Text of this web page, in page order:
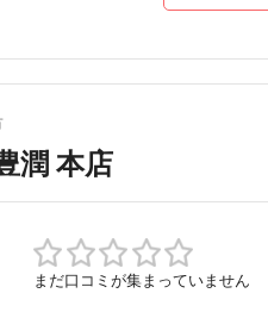
潤 本店
まだ口コミが集まっていません